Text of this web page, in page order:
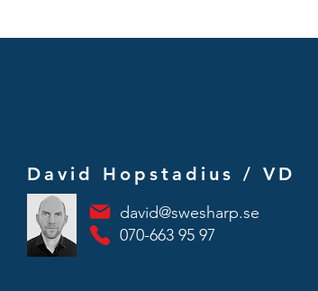
David Hopstadius / VD
david@swesharp.se
070-663 95 97